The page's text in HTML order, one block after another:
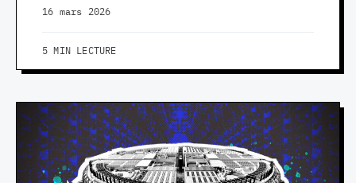
16 mars 2026
5 MIN LECTURE